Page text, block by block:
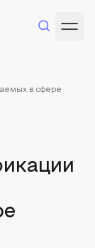
в сфере